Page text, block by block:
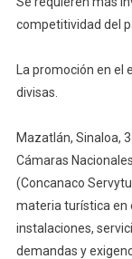
competitividad del
La promoción en
divisas.
Mazatlán, Sinaloa,
Cámaras
(Concanaco
materia turística en
instalaciones,
demandas y